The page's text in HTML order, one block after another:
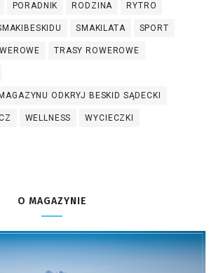
PORADNIK RODZINA RYTRO
SMAKILATA SPORT
TRASY ROWEROWE
ODKRYJ BESKID SĄDECKI
WELLNESS WYCIECZKI
O MAGAZYNIE